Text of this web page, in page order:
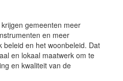
gemeenten meer
en meer
beleid en het woonbeleid. Dat
en lokaal maatwerk om te
en kwaliteit van de